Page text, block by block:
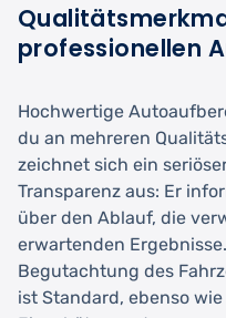
professionellen
Hochwertige
du an mehreren
zeichnet sich ein
Transparenz aus: Er
über den Ablauf, die
erwartenden
Begutachtung des
ist Standard, ebenso